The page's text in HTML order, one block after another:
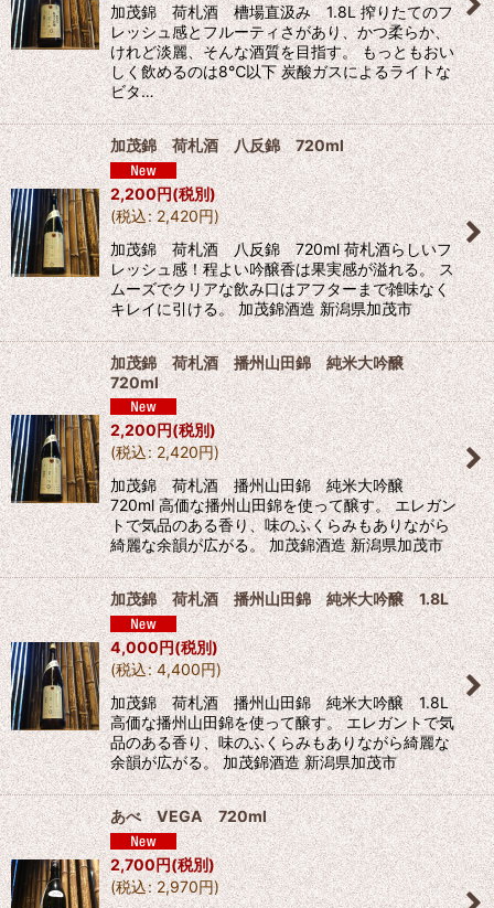
加茂錦 荷札酒 槽場直汲み 1.8L 搾りたてのフ
レッシュ感とフルーティさがあり、かつ柔らか、
けれど淡麗、そんな酒質を目指す。 もっともおい
しく飲めるのは8℃以下 炭酸ガスによるライトな
ビタ…
加茂錦 荷札酒 八反錦 720ml
2,200円(税別)
(税込: 2,420円)
加茂錦 荷札酒 八反錦 720ml 荷札酒らしいフ
レッシュ感！程よい吟醸香は果実感が溢れる。 ス
ムーズでクリアな飲み口はアフターまで雑味なく
キレイに引ける。 加茂錦酒造 新潟県加茂市
加茂錦 荷札酒 播州山田錦 純米大吟醸
720ml
2,200円(税別)
(税込: 2,420円)
加茂錦 荷札酒 播州山田錦 純米大吟醸
720ml 高価な播州山田錦を使って醸す。 エレガン
トで気品のある香り、味のふくらみもありながら
綺麗な余韻が広がる。 加茂錦酒造 新潟県加茂市
加茂錦 荷札酒 播州山田錦 純米大吟醸 1.8L
4,000円(税別)
(税込: 4,400円)
加茂錦 荷札酒 播州山田錦 純米大吟醸 1.8L
高価な播州山田錦を使って醸す。 エレガントで気
品のある香り、味のふくらみもありながら綺麗な
余韻が広がる。 加茂錦酒造 新潟県加茂市
あべ VEGA 720ml
2,700円(税別)
(税込: 2,970円)